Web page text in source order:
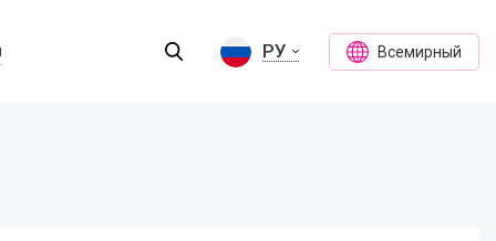
РУ Всемирный